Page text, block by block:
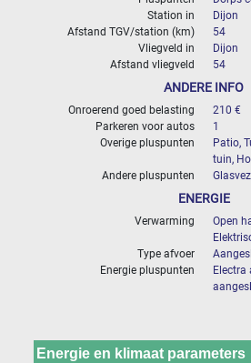
Station in
Dijon
Afstand TGV/station (km)
54
Vliegveld in
Dijon
Afstand vliegveld
54
ANDERE INFO
Onroerend goed belasting
210 €
Parkeren voor autos
1
Overige pluspunten
Patio,
tuin,
Andere pluspunten
ENERGIE
Verwarming
Open
Type afvoer
Energie pluspunten
Electra
Energie en klimaat parameters